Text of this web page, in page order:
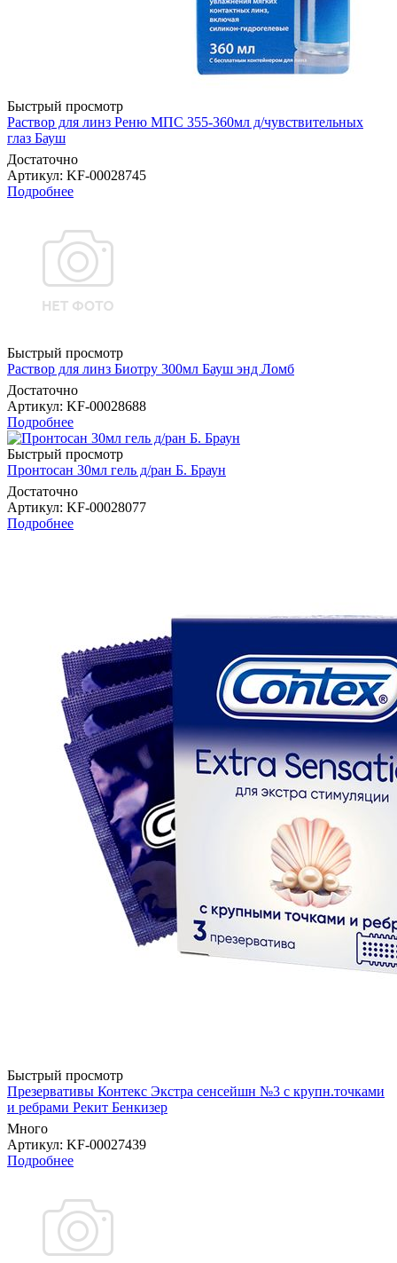
Быстрый просмотр
Раствор для линз Реню МПС 355-360мл д/чувствительных
глаз Бауш
Достаточно
Артикул: KF-00028745
Подробнее
Быстрый просмотр
Раствор для линз Биотру 300мл Бауш энд Ломб
Достаточно
Артикул: KF-00028688
Подробнее
Быстрый просмотр
Пронтосан 30мл гель д/ран Б. Браун
Достаточно
Артикул: KF-00028077
Подробнее
Быстрый просмотр
Презервативы Контекс Экстра сенсейшн №3 с крупн.точками
и ребрами Рекит Бенкизер
Много
Артикул: KF-00027439
Подробнее